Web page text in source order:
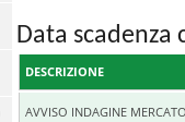
Data
DESCRIZIONE
AVVISO INDAGINE